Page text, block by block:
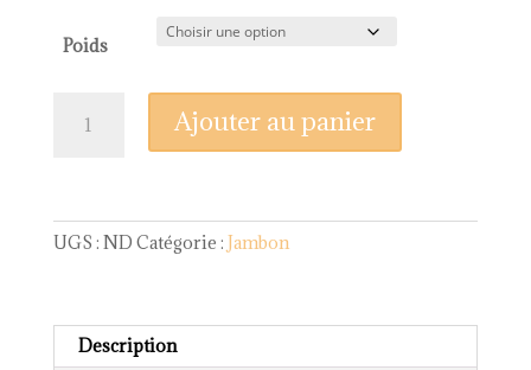
prix :
18,00€
180,00€
Poids
Ajouter au panier
UGS : ND Catégorie : Jambon
Description